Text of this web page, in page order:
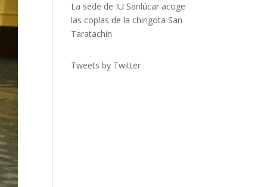
La sede de IU Sanlúcar acoge
las coplas de la chirigota San
Taratachín
Tweets by Twitter